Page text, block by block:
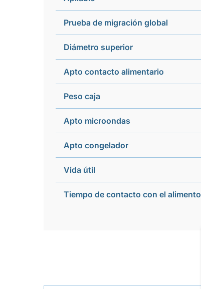
Prueba de migración global
Diámetro superior
Apto contacto alimentario
Peso caja
Apto microondas
Apto congelador
Vida útil
Tiempo de contacto con el alimento